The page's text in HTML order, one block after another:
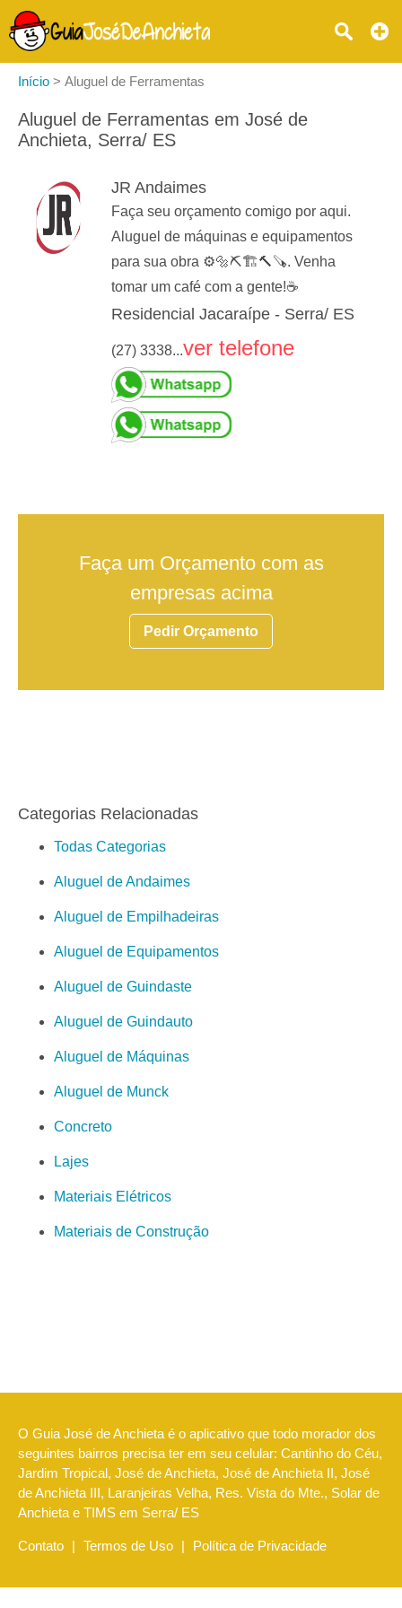
Início > Aluguel de Ferramentas
Aluguel de Ferramentas em José de
Anchieta, Serra/ ES
JR Andaimes
Faça seu orçamento comigo por aqui.
Aluguel de máquinas e equipamentos
para sua obra ⚙️🔩⛏️🏗️🔨🪚. Venha
tomar um café com a gente!☕
Residencial Jacaraípe - Serra/ ES
(27) 3338...ver telefone
Faça um Orçamento com as
empresas acima
Pedir Orçamento
Categorias Relacionadas
Todas Categorias
Aluguel de Andaimes
Aluguel de Empilhadeiras
Aluguel de Equipamentos
Aluguel de Guindaste
Aluguel de Guindauto
Aluguel de Máquinas
Aluguel de Munck
Concreto
Lajes
Materiais Elétricos
Materiais de Construção
O Guia José de Anchieta é o aplicativo que todo morador dos
seguintes bairros precisa ter em seu celular: Cantinho do Céu,
Jardim Tropical, José de Anchieta, José de Anchieta II, José
de Anchieta III, Laranjeiras Velha, Res. Vista do Mte., Solar de
Anchieta e TIMS em Serra/ ES
Contato | Termos de Uso | Política de Privacidade